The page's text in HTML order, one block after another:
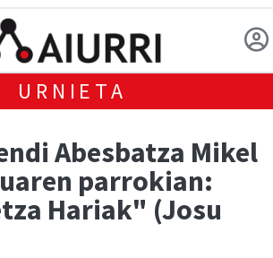
URNIETA
Abesbatza Mikel
parrokian:
Hariak" (Josu